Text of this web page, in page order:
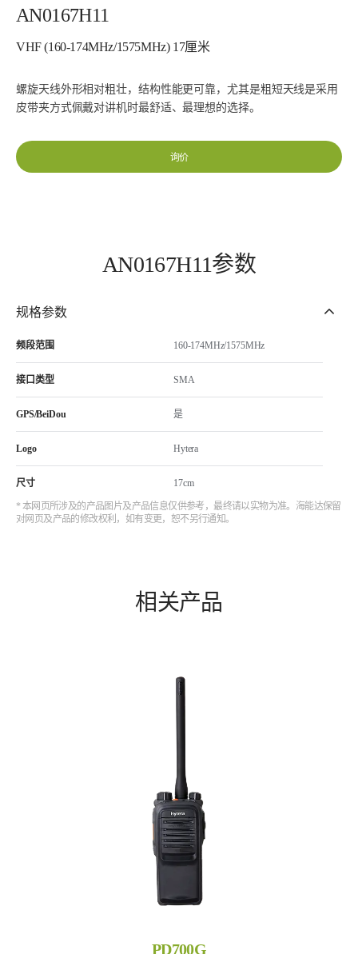
AN0167H11
VHF (160-174MHz/1575MHz) 17厘米
螺旋天线外形相对粗壮，结构性能更可靠，尤其是粗短天线是采用
皮带夹方式佩戴对讲机时最舒适、最理想的选择。
询价
AN0167H11参数
规格参数
频段范围 160-174MHz/1575MHz
接口类型 SMA
GPS/BeiDou 是
Logo Hytera
尺寸 17cm
* 本网页所涉及的产品图片及产品信息仅供参考，最终请以实物为准。海能达保留
对网页及产品的修改权利，如有变更，恕不另行通知。
相关产品
PD700G